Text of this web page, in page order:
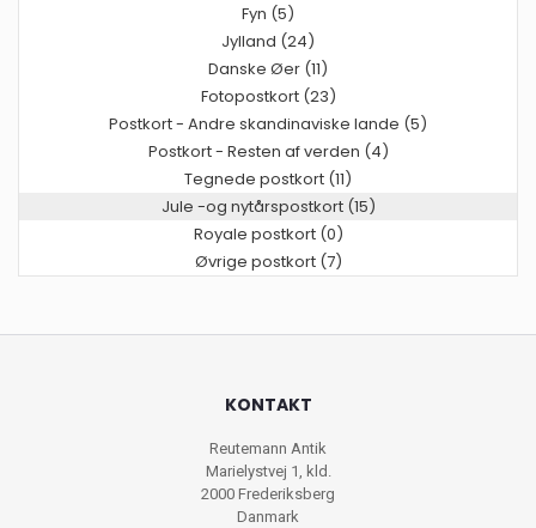
Fyn (5)
Jylland (24)
Danske Øer (11)
Fotopostkort (23)
Postkort - Andre skandinaviske lande (5)
Postkort - Resten af verden (4)
Tegnede postkort (11)
Jule -og nytårspostkort (15)
Royale postkort (0)
Øvrige postkort (7)
KONTAKT
Reutemann Antik
Marielystvej 1, kld.
2000 Frederiksberg
Danmark